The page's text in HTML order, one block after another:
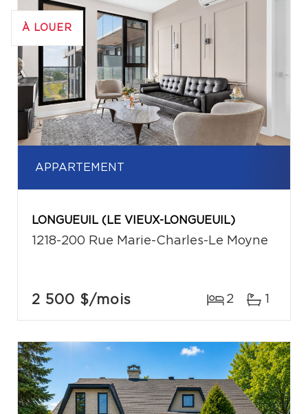
À LOUER
APPARTEMENT
LONGUEUIL (LE VIEUX-LONGUEUIL)
1218-200 Rue Marie-Charles-Le Moyne
2 500 $/mois 2 1